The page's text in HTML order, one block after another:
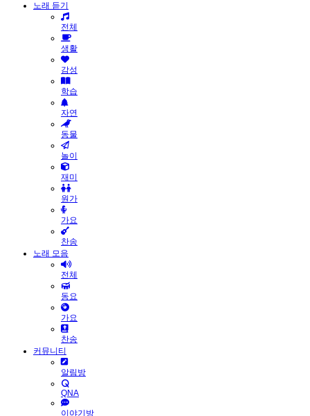
노래 듣기
전체
생활
감성
학습
자연
동물
놀이
재미
원가
가요
찬송
노래 모음
전체
동요
가요
찬송
커뮤니티
알림방
QNA
이야기방